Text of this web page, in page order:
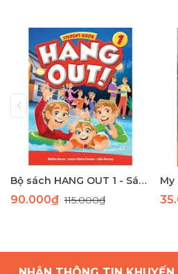
Bộ sách HANG OUT 1 - Sách học tiếng Anh giao tiếp dành cho học sinh tiểu học
90.000₫115.000₫